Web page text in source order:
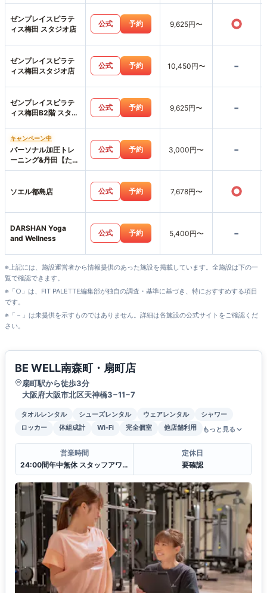
ゼンプレイスピラテ
ィス梅田 スタジオ店
公式 予約 9,625円〜 ○
ゼンプレイスピラテ
ィス梅田スタジオ店
公式 予約 10,450円〜 -
ゼンプレイスピラテ
ィス梅田B2階 スタジ
公式 予約 9,625円〜 -
キャンペーン中
パーソナル加圧トレ
ーニング&丹田【たん
でん】波動整体スタ
ツニニナナ-
公式 予約 3,000円〜 -
ソエル都島店 公式 予約 7,678円〜 ○
DARSHAN Yoga
and Wellness
公式 予約 5,400円〜 -
※上記には、施設運営者から情報提供のあった施設を掲載しています。全施設は下の一
覧で確認できます。
※「○」は、FIT PALETTE編集部が独自の調査・基準に基づき、特におすすめする項目
です。
※「－」は未提供を示すものではありません。詳細は各施設の公式サイトをご確認くだ
さい。
BE WELL南森町・扇町店
扇町駅から徒歩3分
大阪府大阪市北区天神橋3−11−7
タオルレンタル シューズレンタル ウェアレンタル
シャワー
ロッカー
体組成計 Wi-Fi 完全個室 他店舗利用 もっと見る
営業時間
24:00間年中無休 スタッフアワー(11:00〜22:00)
定休日
要確認